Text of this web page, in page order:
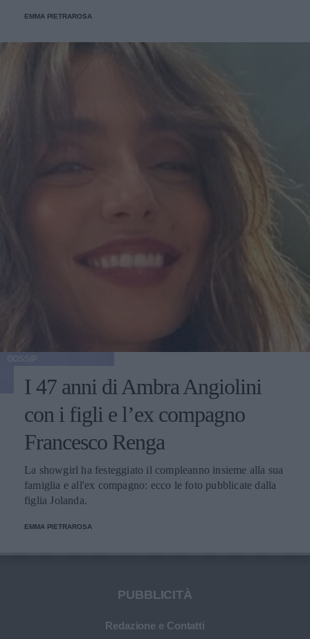
EMMA PIETRAROSA
I 47 anni di Ambra Angiolini
con i figli e l’ex compagno
Francesco Renga
La showgirl ha festeggiato il compleanno insieme alla sua
famiglia e all'ex compagno: ecco le foto pubblicate dalla
figlia Jolanda.
EMMA PIETRAROSA
PUBBLICITÀ
Redazione e Contatti